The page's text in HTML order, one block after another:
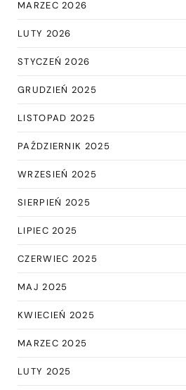
MARZEC 2026
LUTY 2026
STYCZEŃ 2026
GRUDZIEŃ 2025
LISTOPAD 2025
PAŹDZIERNIK 2025
WRZESIEŃ 2025
SIERPIEŃ 2025
LIPIEC 2025
CZERWIEC 2025
MAJ 2025
KWIECIEŃ 2025
MARZEC 2025
LUTY 2025